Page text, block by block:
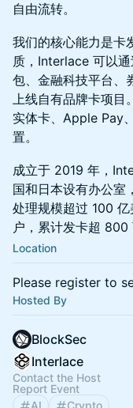
自由流转。
我们的核心能力是卡
质，Interlace 可以
包、金融科技平台、
上线自有品牌卡项目
实体卡、Apple Pay
置。
成立于 2019 年，
国和日本设有办公室
处理规模超过 100
户，累计发卡超 800
Location
Please register to
Hosted By
BlockSec
Interlace
Contact the Host
Report Event
AI
Crypto